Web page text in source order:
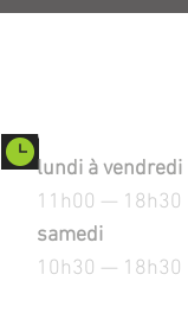
Ouverture
lundi à vendredi
11h00 — 18h30
samedi
10h30 — 18h30